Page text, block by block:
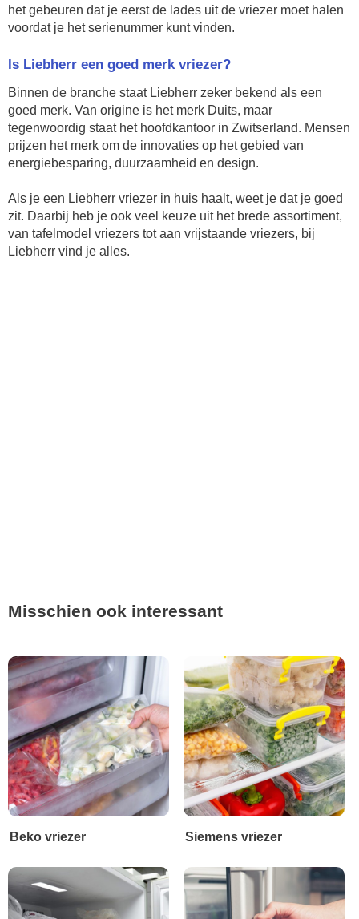
het gebeuren dat je eerst de lades uit de vriezer moet halen
voordat je het serienummer kunt vinden.
Is Liebherr een goed merk vriezer?
Binnen de branche staat Liebherr zeker bekend als een
goed merk. Van origine is het merk Duits, maar
tegenwoordig staat het hoofdkantoor in Zwitserland. Mensen
prijzen het merk om de innovaties op het gebied van
energiebesparing, duurzaamheid en design.
Als je een Liebherr vriezer in huis haalt, weet je dat je goed
zit. Daarbij heb je ook veel keuze uit het brede assortiment,
van tafelmodel vriezers tot aan vrijstaande vriezers, bij
Liebherr vind je alles.
Misschien ook interessant
Beko vriezer Siemens vriezer